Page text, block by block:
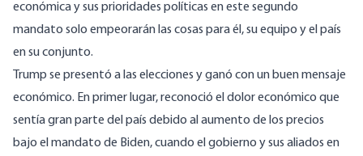
económica y sus prioridades políticas en este segundo
mandato solo empeorarán las cosas para él, su equipo y el país
en su conjunto.
Trump se presentó a las elecciones y ganó con un buen mensaje
económico. En primer lugar, reconoció el dolor económico que
sentía gran parte del país debido al aumento de los precios
bajo el mandato de Biden, cuando el gobierno y sus aliados en